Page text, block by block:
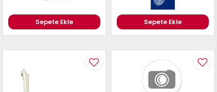
Sepete Ekle Sepete Ekle